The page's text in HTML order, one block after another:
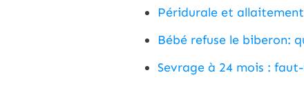
Péridurale et
Bébé refuse le biberon:
Sevrage à 24 mois :